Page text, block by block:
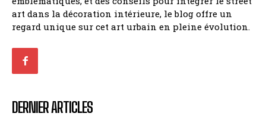
art dans la décoration intérieure, le blog offre un
regard unique sur cet art urbain en pleine évolution.
DERNIER ARTICLES